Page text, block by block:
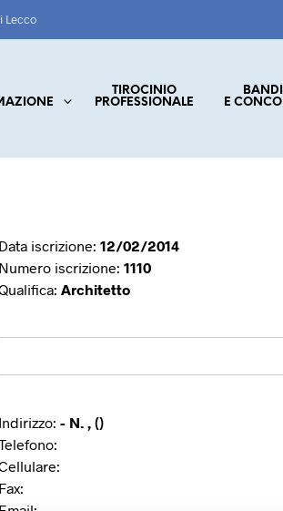
Lecco
TIROCINIO
PROFESSIONALE
BANDI
E
Data iscrizione: 12/02/2014
Numero iscrizione: 1110
Architetto
Indirizzo: - N. , ()
Fax: